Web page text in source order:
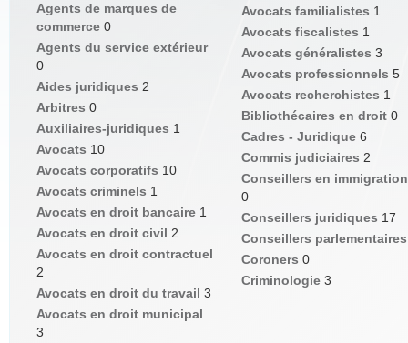
Agents de marques de
commerce 0
Agents du service extérieur
0
Aides juridiques 2
Arbitres 0
Auxiliaires-juridiques 1
Avocats 10
Avocats corporatifs 10
Avocats criminels 1
Avocats en droit bancaire 1
Avocats en droit civil 2
Avocats en droit contractuel
2
Avocats en droit du travail 3
Avocats en droit municipal
3
Avocats familialistes 1
Avocats fiscalistes 1
Avocats généralistes 3
Avocats professionnels 5
Avocats recherchistes 1
Bibliothécaires en droit 0
Cadres - Juridique 6
Commis judiciaires 2
Conseillers en immigration
0
Conseillers juridiques 17
Conseillers
Coroners 0
Criminologie 3